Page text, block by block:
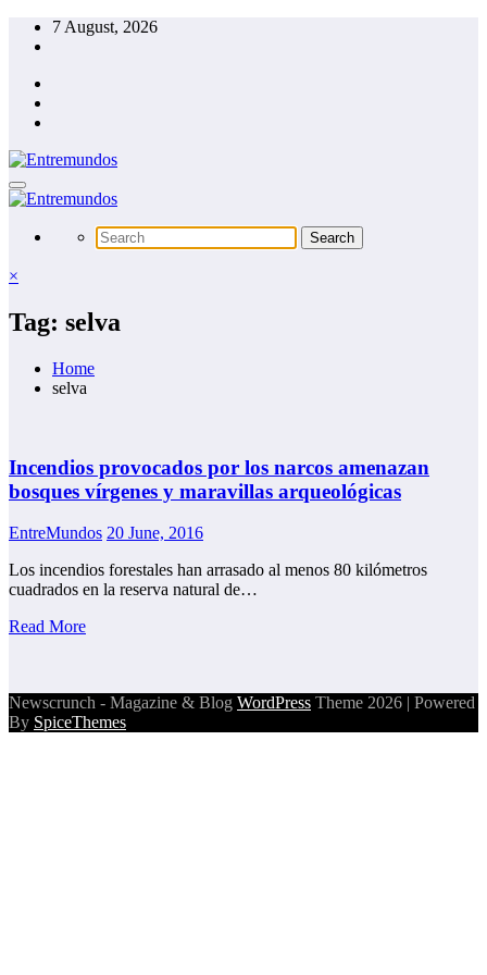
Skip
7 August, 2026
×
Tag: selva
Home
selva
Incendios provocados por los narcos amenazan
bosques vírgenes y maravillas arqueológicas
EntreMundos 20 June, 2016
Los incendios forestales han arrasado al menos 80 kilómetros
cuadrados en la reserva natural de…
Read More
Newscrunch - Magazine & Blog WordPress Theme 2026 | Powered
By SpiceThemes